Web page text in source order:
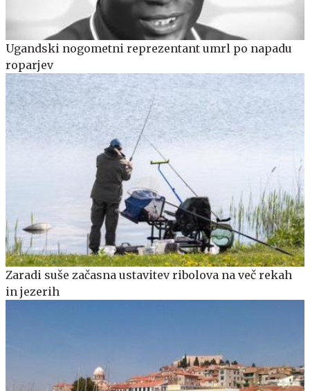
Ugandski nogometni reprezentant umrl po napadu
roparjev
Zaradi suše začasna ustavitev ribolova na več rekah
in jezerih